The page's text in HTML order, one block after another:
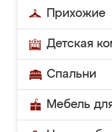
Прихожие
Детская
Спальни
Мебель